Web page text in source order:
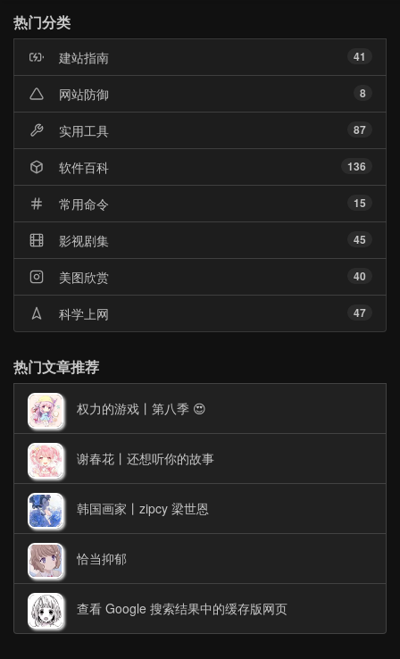
热门分类
41
建站指南
8
网站防御
87
实用工具
136
软件百科
15
常用命令
45
影视剧集
40
美图欣赏
47
科学上网
热门文章推荐
权力的游戏丨第八季 😍
谢春花丨还想听你的故事
韩国画家丨zipcy 梁世恩
恰当抑郁
查看 Google 搜索结果中的缓存版网页